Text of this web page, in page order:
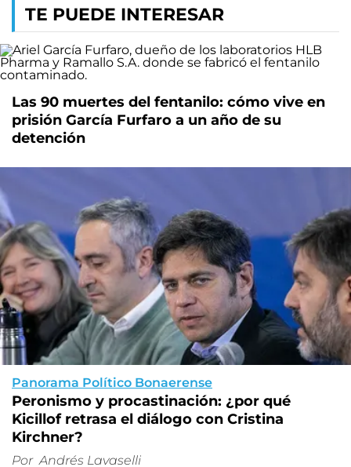
TE PUEDE INTERESAR
Las 90 muertes del fentanilo: cómo vive en
prisión García Furfaro a un año de su
detención
Panorama Político Bonaerense
Peronismo y procastinación: ¿por qué
Kicillof retrasa el diálogo con Cristina
Kirchner?
Por Andrés Lavaselli